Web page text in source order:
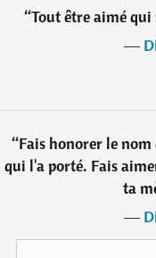
“Tout être aimé
―
“Fais honorer le
qui l'a porté. Fais
ta
―